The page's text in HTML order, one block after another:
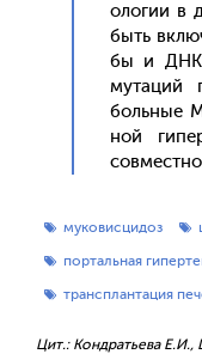
оло­гии в
быть
бы и ДНК-
му­таций
боль­ные
ной
муковисцидоз
портальная
трансплантация
Цит.: Кондратьева